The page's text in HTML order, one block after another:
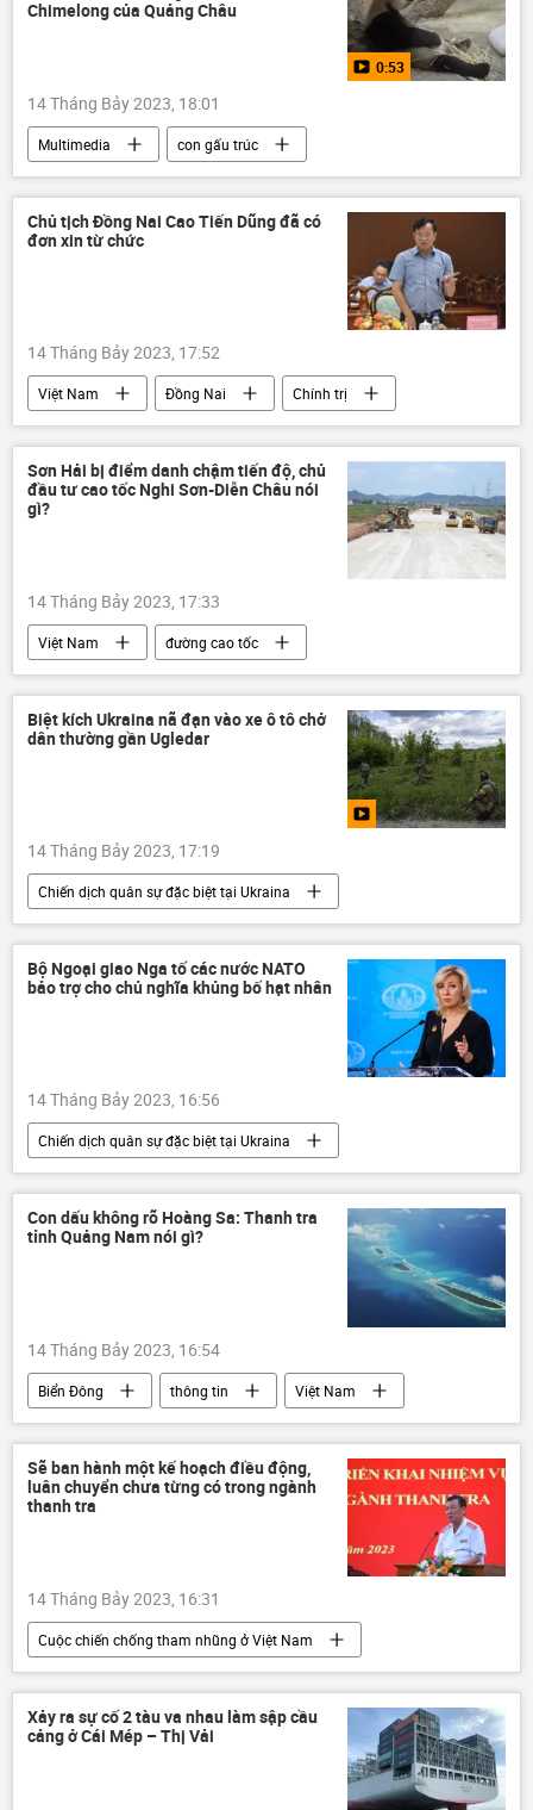
Chimelong của Quảng Châu
0:53
14 Tháng Bảy 2023, 18:01
Multimedia
con gấu trúc
Trung Quốc
Video Thế giới
Chủ tịch Đồng Nai Cao Tiến Dũng đã có
đơn xin từ chức
14 Tháng Bảy 2023, 17:52
Việt Nam Đồng Nai
Chính trị
xin từ chức
Sơn Hải bị điểm danh chậm tiến độ, chủ
đầu tư cao tốc Nghi Sơn-Diễn Châu nói
gì?
14 Tháng Bảy 2023, 17:33
Việt Nam
đường cao tốc
Bộ Giao thông Vận tải
xây dựng
Biệt kích Ukraina nã đạn vào xe ô tô chở
dân thường gần Ugledar
14 Tháng Bảy 2023, 17:19
Chiến dịch quân sự đặc biệt tại Ukraina
Ukraina
Cuộc khủng hoảng ở Ukraina
xung đột quân sự
Thế giới
phá hoại
Bộ Ngoại giao Nga tố các nước NATO
bảo trợ cho chủ nghĩa khủng bố hạt nhân
14 Tháng Bảy 2023, 16:56
Chiến dịch quân sự đặc biệt tại Ukraina
Maria Zakharova
Bộ Ngoại giao Nga
Nga
NATO
Ukraina
Cuộc khủng hoảng ở Ukraina
Con dấu không rõ Hoàng Sa: Thanh tra
tỉnh Quảng Nam nói gì?
14 Tháng Bảy 2023, 16:54
Biển Đông thông tin
Việt Nam
thanh tra
Trường Sa
Hoàng Sa
Biển Hoa Đông
chủ quyền
biển đảo
Vấn đề biển đảo
Sẽ ban hành một kế hoạch điều động,
luân chuyển chưa từng có trong ngành
thanh tra
14 Tháng Bảy 2023, 16:31
Сuộc chiến chống tham nhũng ở Việt Nam
Việt Nam
hối lộ
nhận hối lộ
thông tin
thanh tra
Thanh tra Chính phủ
Xảy ra sự cố 2 tàu va nhau làm sập cầu
cảng ở Cái Mép – Thị Vải